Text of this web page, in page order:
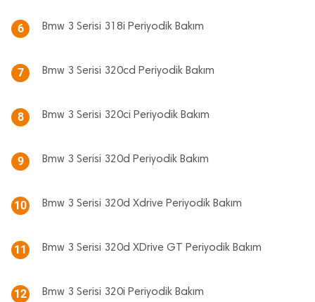
6 Bmw 3 Serisi 318i Periyodik Bakım
7 Bmw 3 Serisi 320cd Periyodik Bakım
8 Bmw 3 Serisi 320ci Periyodik Bakım
9 Bmw 3 Serisi 320d Periyodik Bakım
10 Bmw 3 Serisi 320d Xdrive Periyodik Bakım
11 Bmw 3 Serisi 320d XDrive GT Periyodik Bakım
12 Bmw 3 Serisi 320i Periyodik Bakım